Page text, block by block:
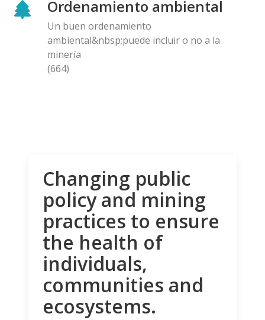
Ordenamiento ambiental
Un buen ordenamiento
ambiental&nbsp;puede incluir o no a la
minería
(664)
Changing public
policy and mining
practices to ensure
the health of
individuals,
communities and
ecosystems.